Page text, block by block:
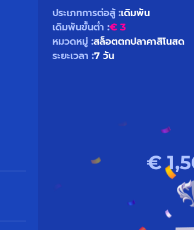
ประเภทการต่อสู้ :เดิมพัน
เดิมพันขั้นต่ำ :€ 3
หมวดหมู่ :สล็อตตกปลาคาสิโนสด
ระยะเวลา :7 วัน
€